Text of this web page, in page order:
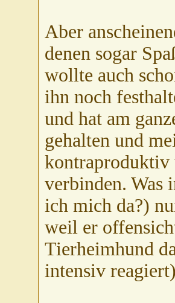
Aber
denen sogar
wollte auch
ihn noch
und hat am
gehalten und
kontraproduktiv
verbinden. Was
ich mich da?)
weil er
Tierheimhund
intensiv